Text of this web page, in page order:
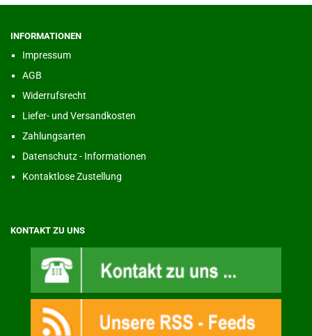
INFORMATIONEN
Impressum
AGB
Widerrufsrecht
Liefer- und Versandkosten
Zahlungsarten
Datenschutz - Informationen
Kontaktlose Zustellung
KONTAKT ZU UNS